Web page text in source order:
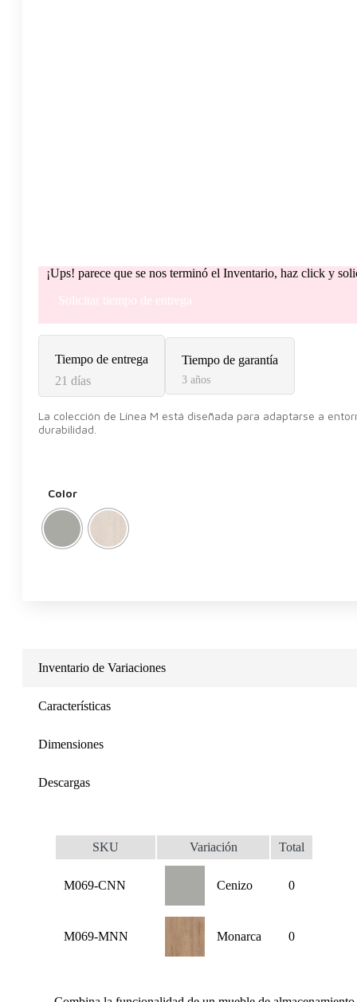
¡Ups! parece que se nos terminó el Inventario, haz click y
Solicitar tiempo de entrega
Tiempo de entrega
21 días
Tiempo de garantía
3 años
La colección de Línea M está diseñada para adaptarse a
durabilidad.
Color
Inventario de Variaciones
Características
Dimensiones
Descargas
SKU Variación Total
M069-CNN Cenizo 0
M069-MNN Monarca 0